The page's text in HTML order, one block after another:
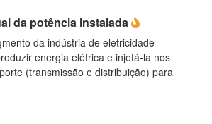
da potência instalada
da indústria de eletricidade
energia elétrica e injetá-la nos
(transmissão e distribuição) para